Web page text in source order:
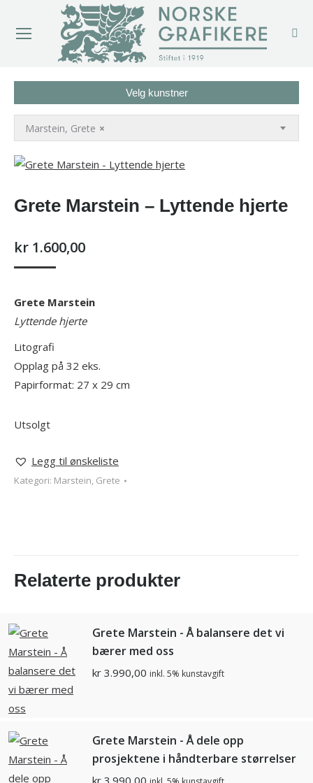
Velg kunstner
×
Marstein, Grete
Grete Marstein – Lyttende hjerte
kr 1.600,00
Grete Marstein
Lyttende hjerte
Litografi
Opplag på 32 eks.
Papirformat: 27 x 29 cm
Utsolgt
Legg til ønskeliste
Kategori: Marstein, Grete
Relaterte produkter
Grete Marstein - Å balansere det vi
bærer med oss
kr 3.990,00 inkl. 5% kunstavgift
Grete Marstein - Å dele opp
prosjektene i håndterbare størrelser